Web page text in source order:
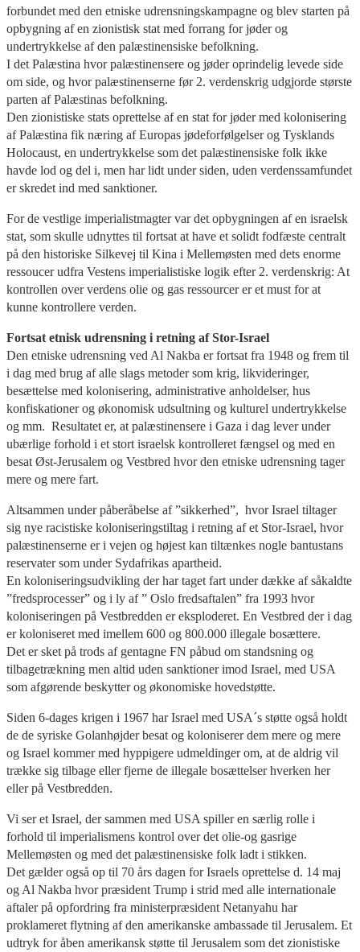
forbundet med den etniske udrensningskampagne og blev starten på
opbygning af en zionistisk stat med forrang for jøder og
undertrykkelse af den palæstinensiske befolkning.
I det Palæstina hvor palæstinensere og jøder oprindelig levede side
om side, og hvor palæstinenserne før 2. verdenskrig udgjorde største
parten af Palæstinas befolkning.
Den zionistiske stats oprettelse af en stat for jøder med kolonisering
af Palæstina fik næring af Europas jødeforfølgelser og Tysklands
Holocaust, en undertrykkelse som det palæstinensiske folk ikke
havde lod og del i, men har lidt under siden, uden verdenssamfundet
er skredet ind med sanktioner.
For de vestlige imperialistmagter var det opbygningen af en israelsk
stat, som skulle udnyttes til fortsat at have et solidt fodfæste centralt
på den historiske Silkevej til Kina i Mellemøsten med dets enorme
ressoucer udfra Vestens imperialistiske logik efter 2. verdenskrig: At
kontrollen over verdens olie og gas ressourcer er et must for at
kunne kontrollere verden.
Fortsat etnisk udrensning i retning af Stor-Israel
Den etniske udrensning ved Al Nakba er fortsat fra 1948 og frem til
i dag med brug af alle slags metoder som krig, likvideringer,
besættelse med kolonisering, administrative anholdelser, hus
konfiskationer og økonomisk udsultning og kulturel undertrykkelse
og mm. Resultatet er, at palæstinensere i Gaza i dag lever under
ubærlige forhold i et stort israelsk kontrolleret fængsel og med en
besat Øst-Jerusalem og Vestbred hvor den etniske udrensning tager
mere og mere fart.
Altsammen under påberåbelse af ”sikkerhed”, hvor Israel tiltager
sig nye racistiske koloniseringstiltag i retning af et Stor-Israel, hvor
palæstinenserne er i vejen og højest kan tiltænkes nogle bantustans
reservater som under Sydafrikas apartheid.
En koloniseringsudvikling der har taget fart under dække af såkaldte
”fredsprocesser” og i ly af ” Oslo fredsaftalen” fra 1993 hvor
koloniseringen på Vestbredden er eksploderet. En Vestbred der i dag
er koloniseret med imellem 600 og 800.000 illegale bosættere.
Det er sket på trods af gentagne FN påbud om standsning og
tilbagetrækning men altid uden sanktioner imod Israel, med USA
som afgørende beskytter og økonomiske hovedstøtte.
Siden 6-dages krigen i 1967 har Israel med USA´s støtte også holdt
de de syriske Golanhøjder besat og koloniserer dem mere og mere
og Israel kommer med hyppigere udmeldinger om, at de aldrig vil
trække sig tilbage eller fjerne de illegale bosættelser hverken her
eller på Vestbredden.
Vi ser et Israel, der sammen med USA spiller en særlig rolle i
forhold til imperialismens kontrol over det olie-og gasrige
Mellemøsten og med det palæstinensiske folk ladt i stikken.
Det gælder også op til 70 års dagen for Israels oprettelse d. 14 maj
og Al Nakba hvor præsident Trump i strid med alle internationale
aftaler på opfordring fra ministerpræsident Netanyahu har
proklameret flytning af den amerikanske ambassade til Jerusalem. Et
udtryk for åben amerikansk støtte til Jerusalem som det zionistiske